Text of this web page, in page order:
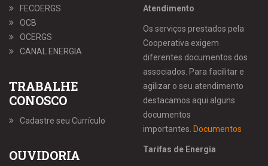
FECOERGS
OCB
OCERGS
CANAL ENERGIA
TRABALHE
CONOSCO
Cadastre seu Currículo
OUVIDORIA
Atendimento
Os serviços prestados pela
Cooperativa exigem
diferentes documentos dos
associados. Para facilitar e
agilizar o seu atendimento
destacamos aqui alguns
documentos
importantes. Documentos
Tarifas de Energia